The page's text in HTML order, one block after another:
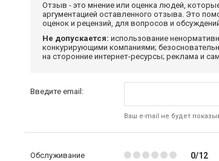
Отзыв - это мнение или оценка людей,
аргументацией оставленного отзыва. Это
оценок и рецензий, для вопросов и
Не допускается: использование
конкурирующими компаниями;
на сторонние интернет-ресурсы; реклама и
Введите email:
Ваш e-mail не будет
Обслуживание 0/12